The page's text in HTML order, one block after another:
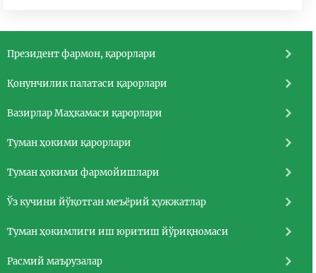
Президент фармон, қарорлари
Қонунчилик палатаси қарорлари
Вазирлар Маҳкамаси қарорлари
Туман ҳокими қарорлари
Туман ҳокими фармойишлари
Ўз кучини йўқотган меъёрий ҳужжатлар
Туман ҳокимлиги иш юритиш йўриқномаси
Расмий маърузалар